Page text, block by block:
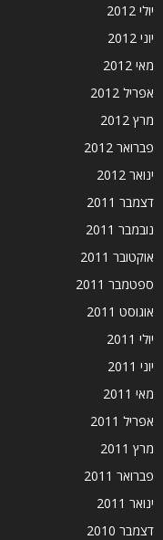
יולי 2012
יוני 2012
מאי 2012
אפריל 2012
מרץ 2012
פברואר 2012
ינואר 2012
דצמבר 2011
נובמבר 2011
אוקטובר 2011
ספטמבר 2011
אוגוסט 2011
יולי 2011
יוני 2011
מאי 2011
אפריל 2011
מרץ 2011
פברואר 2011
ינואר 2011
דצמבר 2010